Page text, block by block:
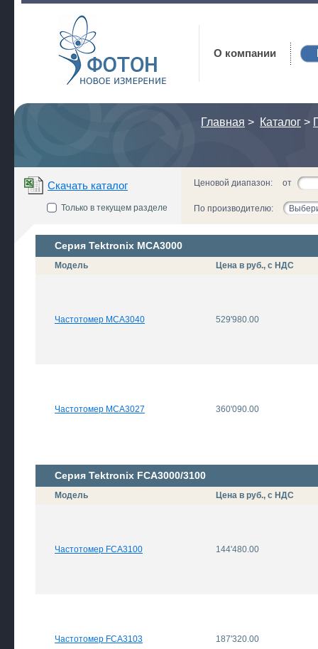
Фотон
О компании
Главная > Каталог >
Скачать каталог
Только в текущем разделе
Ценовой диапазон: от
По производителю:
Серия Tektronix MCA3000
Модель Цена в руб., с НДС
Частотомер MCA3040 529'980.00
Частотомер MCA3027 360'090.00
Серия Tektronix FCA3000/3100
Модель Цена в руб., с НДС
Частотомер FCA3100 144'480.00
Частотомер FCA3103 187'320.00